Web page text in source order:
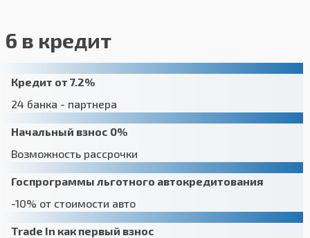
6 в кредит
Кредит от 7.2%
24 банка - партнера
Начальный взнос 0%
Возможность рассрочки
Госпрограммы льготного автокредитования
-10% от стоимости авто
Trade In как первый взнос